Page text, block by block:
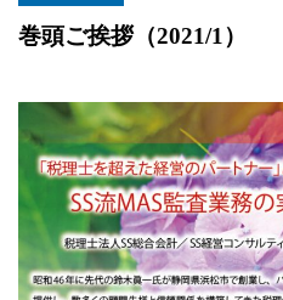
巻頭ご挨拶（2021/1）